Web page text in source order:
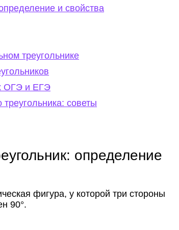
и свойства
треугольнике
ОГЭ и ЕГЭ
треугольника: советы
определение
фигура, у которой три стороны
90°.